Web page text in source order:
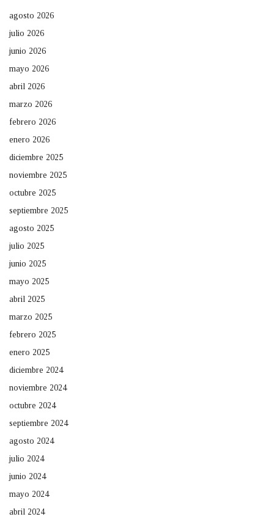
agosto 2026
julio 2026
junio 2026
mayo 2026
abril 2026
marzo 2026
febrero 2026
enero 2026
diciembre 2025
noviembre 2025
octubre 2025
septiembre 2025
agosto 2025
julio 2025
junio 2025
mayo 2025
abril 2025
marzo 2025
febrero 2025
enero 2025
diciembre 2024
noviembre 2024
octubre 2024
septiembre 2024
agosto 2024
julio 2024
junio 2024
mayo 2024
abril 2024